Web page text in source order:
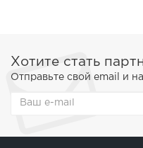
Хотите стать
Отправьте свой email и